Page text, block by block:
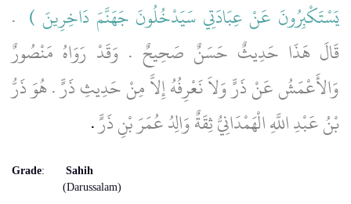
يَسْتَكْبِرُونَ عَنْ عِبَادَتِي سَيَدْخُلُونَ جَهَنَّمَ دَاخِرِينَ ‏) .‏
قَالَ هَذَا حَدِيثٌ حَسَنٌ صَحِيحٌ ‏.‏ وَقَدْ رَوَاهُ مَنْصُورٌ
وَالأَعْمَشُ عَنْ ذَرٍّ وَلاَ نَعْرِفُهُ إِلاَّ مِنْ حَدِيثِ ذَرٍّ ‏.‏ هُوَ ذَرُّ
بْنُ عَبْدِ اللَّهِ الْهَمْدَانِيُّ ثِقَةٌ وَالِدُ عُمَرَ بْنِ ذَرٍّ‏.‏
Grade:
Sahih
(Darussalam)